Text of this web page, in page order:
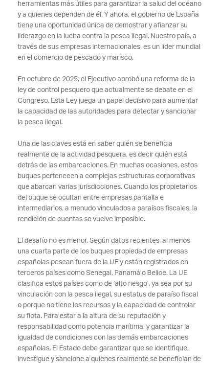
herramientas más útiles para garantizar la salud del océano
y a quienes dependen de él. Y ahora, el gobierno de España
tiene una oportunidad única de demostrar y afianzar su
liderazgo en la lucha contra la pesca ilegal. Nuestro país, a
través de sus empresas internacionales, es un líder mundial
en el comercio de pescado y marisco.
En octubre de 2025, el Ejecutivo aprobó una reforma de la
ley de control pesquero que actualmente se debate en el
Congreso. Esta Ley juega un papel decisivo para aumentar
la capacidad de las autoridades para detectar y sancionar
la pesca ilegal.
Una de las claves está en saber quién se beneficia
realmente de la actividad pesquera, es decir quién está
detrás de las embarcaciones. En muchas ocasiones, estos
buques pertenecen a complejas estructuras corporativas
que abarcan varias jurisdicciones. Cuando los propietarios
del buque se ocultan entre empresas pantalla e
intermediarios, a menudo vinculados a paraísos fiscales, la
rendición de cuentas se vuelve imposible.
El desafío no es menor. Según datos recientes, al menos
una cuarta parte de los buques propiedad de empresas
españolas pescan fuera de la UE y están registrados en
terceros países como Senegal, Panamá o Belice. La UE
clasifica estos países como de ‘alto riesgo’, ya sea por su
vinculación con la pesca ilegal, su estatus de paraíso fiscal
o porque no tiene los recursos y la capacidad de controlar
su flota. Para estar a la altura de su reputación y
responsabilidad como potencia marítima, y garantizar la
igualdad de condiciones con las demás embarcaciones
españolas, El Estado debe garantizar que se identifique,
investigue y sancione a quienes realmente se benefician de